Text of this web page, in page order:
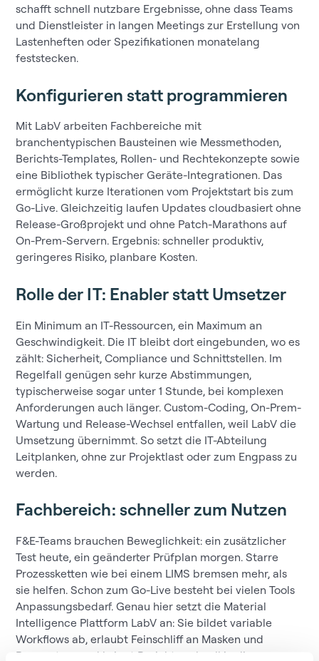
schafft schnell nutzbare Ergebnisse, ohne dass Teams
und Dienstleister in langen Meetings zur Erstellung von
Lastenheften oder Spezifikationen monatelang
feststecken.
Konfigurieren statt programmieren
Mit LabV arbeiten Fachbereiche mit
branchentypischen Bausteinen wie Messmethoden,
Berichts-Templates, Rollen- und Rechtekonzepte sowie
eine Bibliothek typischer Geräte-Integrationen. Das
ermöglicht kurze Iterationen vom Projektstart bis zum
Go-Live. Gleichzeitig laufen Updates cloudbasiert ohne
Release-Großprojekt und ohne Patch-Marathons auf
On-Prem-Servern. Ergebnis: schneller produktiv,
geringeres Risiko, planbare Kosten.
Rolle der IT: Enabler statt Umsetzer
Ein Minimum an IT-Ressourcen, ein Maximum an
Geschwindigkeit. Die IT bleibt dort eingebunden, wo es
zählt: Sicherheit, Compliance und Schnittstellen. Im
Regelfall genügen sehr kurze Abstimmungen,
typischerweise sogar unter 1 Stunde, bei komplexen
Anforderungen auch länger. Custom-Coding, On-Prem-
Wartung und Release-Wechsel entfallen, weil LabV die
Umsetzung übernimmt. So setzt die IT-Abteilung
Leitplanken, ohne zur Projektlast oder zum Engpass zu
werden.
Fachbereich: schneller zum Nutzen
F&E-Teams brauchen Beweglichkeit: ein zusätzlicher
Test heute, ein geänderter Prüfplan morgen. Starre
Prozessketten wie bei einem LIMS bremsen mehr, als
sie helfen. Schon zum Go-Live besteht bei vielen Tools
Anpassungsbedarf. Genau hier setzt die Material
Intelligence Plattform LabV an: Sie bildet variable
Workflows ab, erlaubt Feinschliff an Masken und
Parametern und bringt Berichte schnell in die